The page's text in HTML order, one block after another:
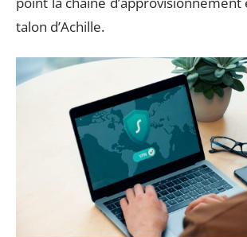
talon d’Achille.